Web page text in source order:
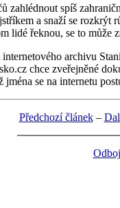
zahlédnout spíš
a snaží se
lidé řeknou, se to může
archivu
chce zveřejněné
se na internetu
Předchozí článek–